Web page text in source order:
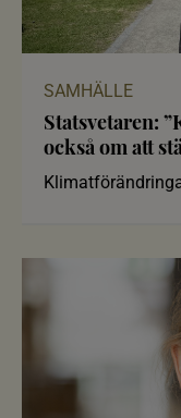
SAMHÄLLE
Statsvetaren:
också om att